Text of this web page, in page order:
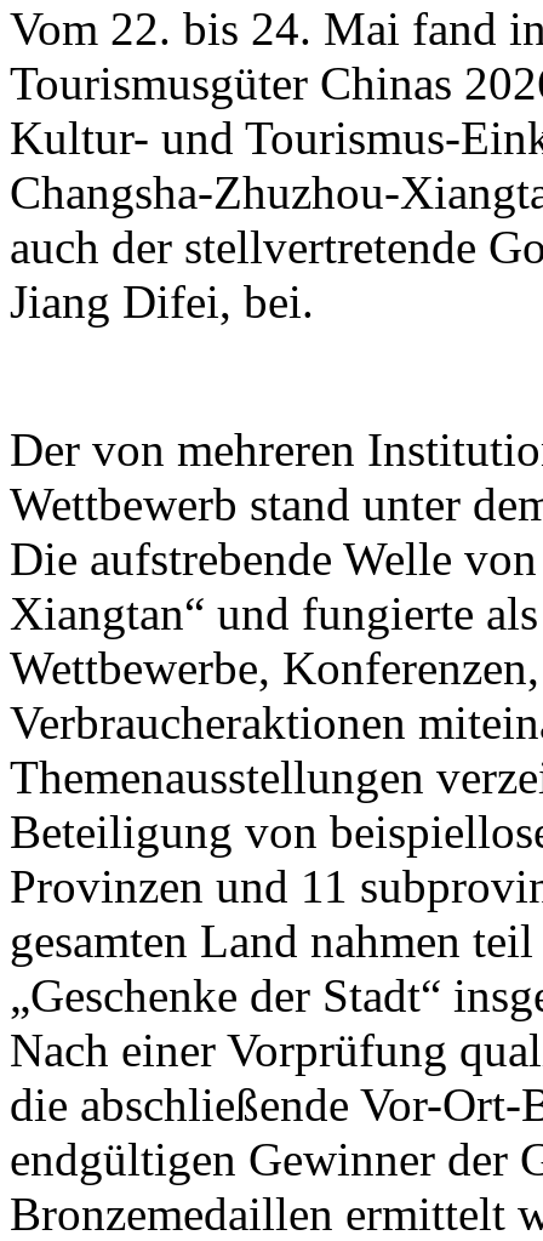
Vom 22. bis 24. Mai fand
Tourismusgüter Chinas
Kultur- und Tourismus-
Changsha-Zhuzhou-
auch der stellvertretende
Jiang Difei, bei.
Der von mehreren
Wettbewerb stand unter
Die aufstrebende Welle
Xiangtan“ und fungierte
Wettbewerbe,
Verbraucheraktionen
Themenausstellungen
Beteiligung von
Provinzen und 11
gesamten Land nahmen
„Geschenke der Stadt“
Nach einer Vorprüfung
die abschließende Vor-
endgültigen Gewinner der
Bronzemedaillen ermittelt